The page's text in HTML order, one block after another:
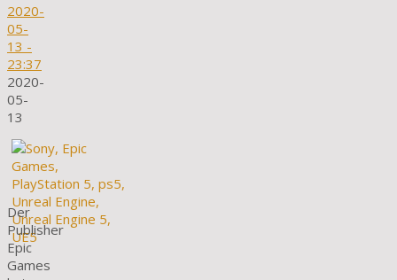
2020-
05-
13 -
23:37
2020-
05-
13
Der
Publisher
Epic
Games